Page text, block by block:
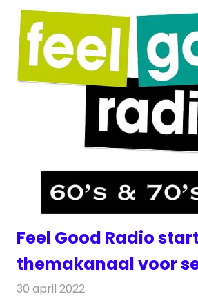
Feel Good Radio start
themakanaal voor
30 april 2022